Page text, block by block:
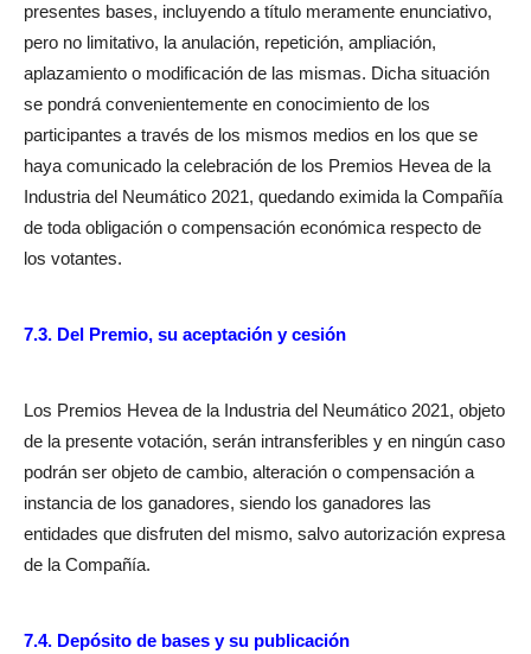
presentes bases, incluyendo a título meramente enunciativo,
pero no limitativo, la anulación, repetición, ampliación,
aplazamiento o modificación de las mismas. Dicha situación
se pondrá convenientemente en conocimiento de los
participantes a través de los mismos medios en los que se
haya comunicado la celebración de los Premios Hevea de la
Industria del Neumático 2021, quedando eximida la Compañía
de toda obligación o compensación económica respecto de
los votantes.
7.3. Del Premio, su aceptación y cesión
Los Premios Hevea de la Industria del Neumático 2021, objeto
de la presente votación, serán intransferibles y en ningún caso
podrán ser objeto de cambio, alteración o compensación a
instancia de los ganadores, siendo los ganadores las
entidades que disfruten del mismo, salvo autorización expresa
de la Compañía.
7.4. Depósito de bases y su publicación